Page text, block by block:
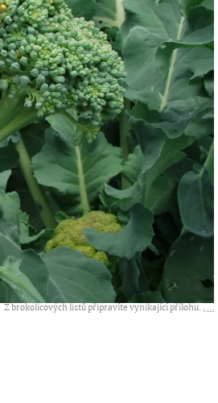
Z brokolicových listů připravíte vynikající přílohu. ,...